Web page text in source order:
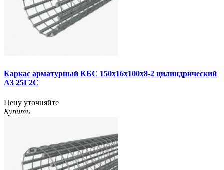
Каркас арматурный КБС 150х16х100х8-2 цилиндрический
А3 25Г2С
Цену уточняйте
Купить